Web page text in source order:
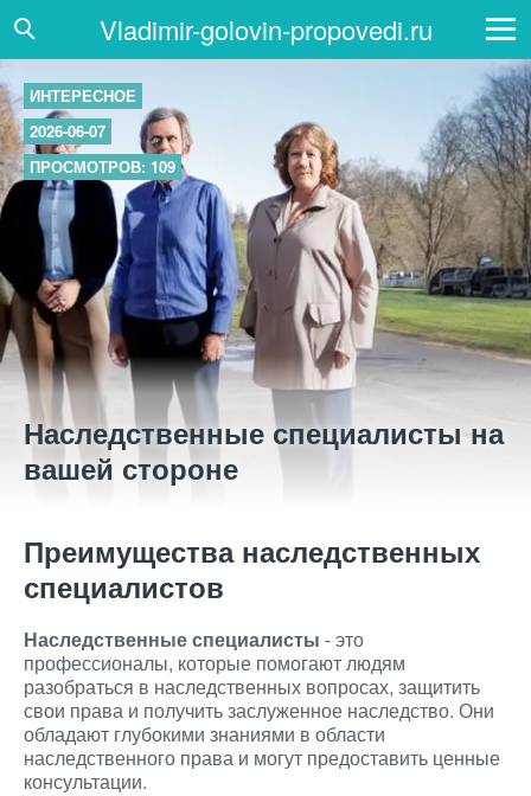
Vladimir-golovin-propovedi.ru
ИНТЕРЕСНОЕ
2026-06-07
ПРОСМОТРОВ: 109
Наследственные специалисты на
вашей стороне
Преимущества наследственных
специалистов
Наследственные специалисты - это
профессионалы, которые помогают людям
разобраться в наследственных вопросах, защитить
свои права и получить заслуженное наследство. Они
обладают глубокими знаниями в области
наследственного права и могут предоставить ценные
консультации.